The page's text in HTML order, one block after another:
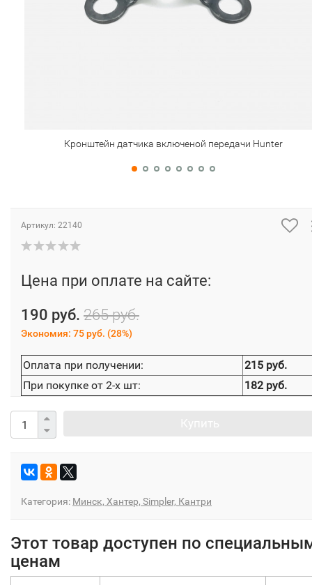
Кронштейн датчика включеной передачи Hunter
Артикул: 22140
Цена при оплате на сайте:
190 руб. 265 руб.
Экономия: 75 руб. (28%)
Оплата при получении:
215 руб.
При покупке от 2-х шт:
182 руб.
Категория: Минск, Хантер, Simpler, Кантри
Этот товар доступен по
ценам